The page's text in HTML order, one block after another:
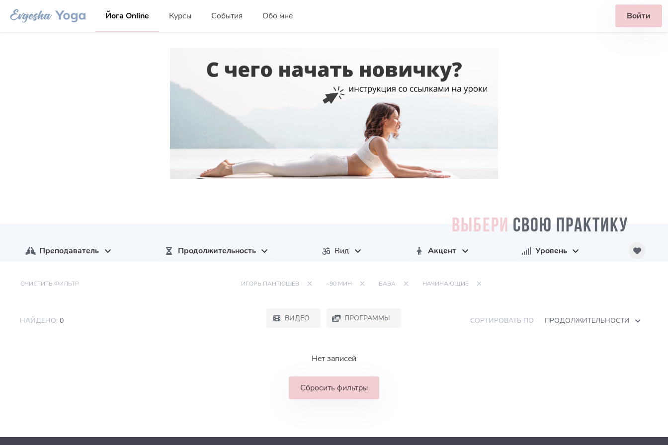
Йога Online Курсы События Обо мне Войти
ВЫБЕРИ СВОЮ ПРАКТИКУ
Преподаватель Продолжительность Вид Акцент Уровень
ОЧИСТИТЬ ФИЛЬТР ИГОРЬ ПАНТЮШЕВ ~90 МИН БАЗА НАЧИНАЮЩИЕ
НАЙДЕНО: 0 ВИДЕО ПРОГРАММЫ СОРТИРОВАТЬ ПО ПРОДОЛЖИТЕЛЬНОСТИ
Нет записей
Сбросить фильтры